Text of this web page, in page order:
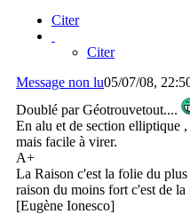
Citer
Citer
Message non lu05/07/08,
Doublé par Géotrouvetout....
En alu et de section elliptique
mais facile à virer.
A+
La Raison c'est la folie du
raison du moins fort c'est de la
[Eugène Ionesco]